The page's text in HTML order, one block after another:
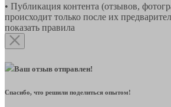
• Публикация контента (отзывов,
происходит только после их
показать правила
Ваш отзыв отправлен!
Спасибо, что решили поделиться опытом!